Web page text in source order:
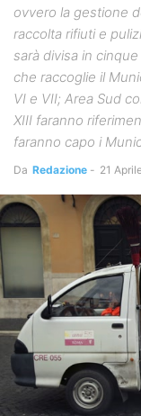
ovvero la gestione
raccolta rifiuti e
sarà divisa in
che raccoglie il
VI e VII; Area Sud
XIII faranno
faranno capo i
Da Redazione - 21